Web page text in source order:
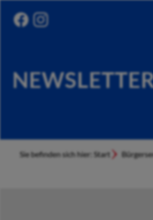
Sie befinden sich hier: Start